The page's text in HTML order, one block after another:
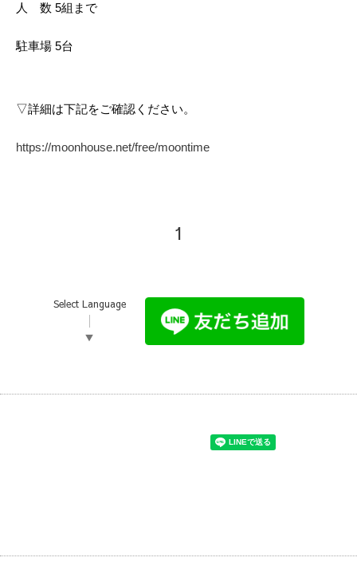
人　数 5組まで
駐車場 5台
▽詳細は下記をご確認ください。
https://moonhouse.net/free/moontime
1
Select Language
▼